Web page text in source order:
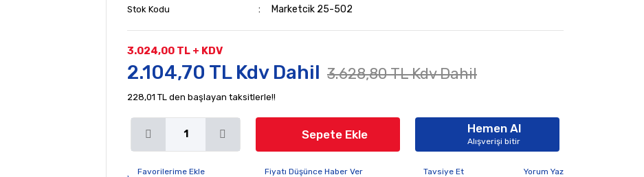
Stok Kodu Marketcik 25-502
3.024,00 TL + KDV
2.104,70 TL Kdv Dahil 3.628,80 TL Kdv Dahil
228,01 TL den başlayan taksitlerle!!
Sepete Ekle Hemen Al
Alışverişi bitir
Fiyatı Düşünce Haber Ver Tavsiye Et Yorum Yaz